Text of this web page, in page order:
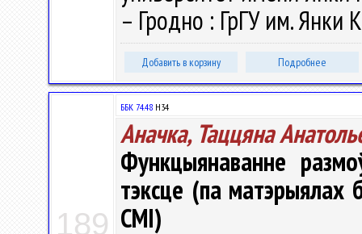
– Гродно : ГрГУ им. Янки
Добавить в корзину Подробнее
189
ББК 74.48 Н34
Аначка, Таццяна
Функцыянаванне
тэксце (па матэрыялах
СМІ)